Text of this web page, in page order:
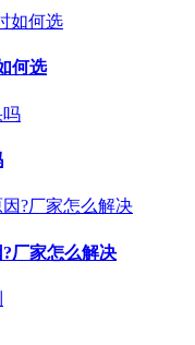
何选
厂家怎么解决